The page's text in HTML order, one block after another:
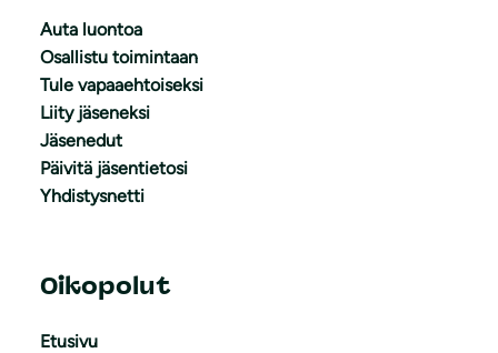
Auta luontoa
Osallistu toimintaan
Tule vapaaehtoiseksi
Liity jäseneksi
Jäsenedut
Päivitä jäsentietosi
Yhdistysnetti
Oikopolut
Etusivu